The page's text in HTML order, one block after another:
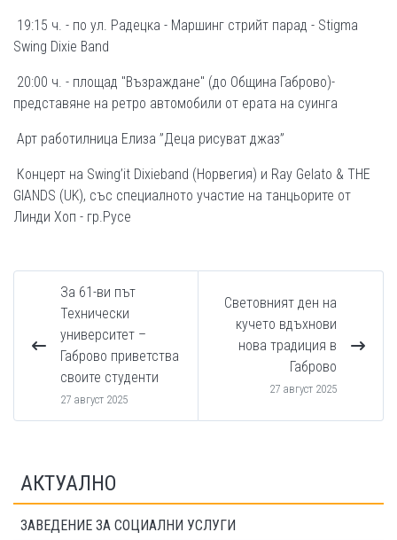
19:15 ч. - по ул. Радецка - Маршинг стрийт парад - Stigma
Swing Dixie Band
20:00 ч. - площад "Възраждане" (до Община Габрово)-
представяне на ретро автомобили от ерата на суинга
Арт работилница Елиза ”Деца рисуват джаз”
Концерт на Swing’it Dixieband (Норвегия) и Ray Gelato & THE
GIANDS (UK), със специалното участие на танцьорите от
Линди Хоп - гр.Русе
За 61-ви път
Технически
университет –
Габрово приветства
своите студенти
27 август 2025
Световният ден на
кучето вдъхнови
нова традиция в
Габрово
27 август 2025
АКТУАЛНО
ЗАВЕДЕНИЕ ЗА СОЦИАЛНИ УСЛУГИ